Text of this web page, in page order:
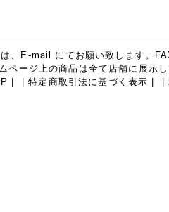
、E-mail にてお願い致します。
ページ上の商品は全て店舗に展示
|特定商取引法に基づく表示 |